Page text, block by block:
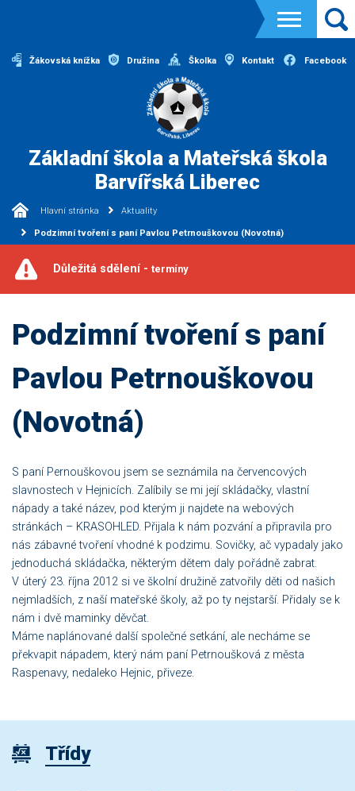
Žákovská knížka Družina Školka Kontakt Facebook
Základní škola a Mateřská škola
Barvířská Liberec
Hlavní stránka Aktuality
Podzimní tvoření s paní Pavlou Petrnouškovou (Novotná)
Důležitá sdělení - termíny
Podzimní tvoření s paní
Pavlou Petrnouškovou
(Novotná)
S paní Pernouškovou jsem se seznámila na červencových
slavnostech v Hejnicích. Zalíbily se mi její skládačky, vlastní
nápady a také název, pod kterým ji najdete na webových
stránkách – KRASOHLED. Přijala k nám pozvání a připravila pro
nás zábavné tvoření vhodné k podzimu. Sovičky, ač vypadaly jako
jednoduchá skládačka, některým dětem daly pořádně zabrat.
V úterý 23. října 2012 si ve školní družině zatvořily děti od našich
nejmladších, z naší mateřské školy, až po ty nejstarší. Přidaly se k
nám i dvě maminky děvčat.
Máme naplánované další společné setkání, ale necháme se
překvapit nápadem, který nám paní Petrnoušková z města
Raspenavy, nedaleko Hejnic, přiveze.
Třídy